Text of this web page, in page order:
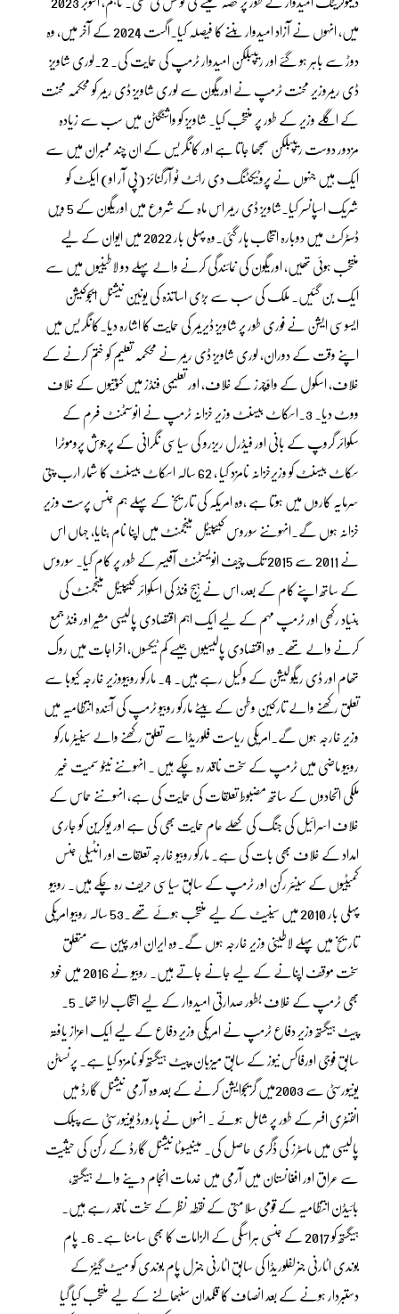
میں، انہوں نے آزاد امیدوار بننے کا فیصلہ کیا۔اگست 2024 کے آخر میں، وہ
دوڑ سے باہر ہو گئے اور ریپبلکن امیدوار ٹرمپ کی حمایت کی۔ 2۔لوری شاویز
ڈی ریمروزیر محنت ٹرمپ نے اوریگون سے لوری شاویز ڈی ریمر کو محکمہ محنت
کے اگلے وزیر کے طور پر منتخب کیا۔ شاویز کو واشنگٹن میں سب سے زیادہ
مزدور دوست ریپبلکن سمجھا جاتا ہے اور کانگریس کے ان چند ممبران میں سے
ایک ہیں جنہوں نے پروٹیکٹنگ دی رائٹ ٹو آرگنائز (پی آر او) ایکٹ کو
شریک اسپانسر کیا۔شاویز ڈی ریمر اس ماہ کے شروع میں اوریگون کے 5 ویں
ڈسٹرکٹ میں دوبارہ انتخاب ہار گئی۔وہ پہلی بار 2022 میں ایوان کے لیے
منتخب ہوئی تھیں، اوریگون کی نمائندگی کرنے والے پہلے دو لاطینیوں میں سے
ایک بن گئیں۔ ملک کی سب سے بڑی اساتذہ کی یونین نیشنل ایجوکیشن
ایسوسی ایشن نے فوری طور پر شاویز ڈیریمر کی حمایت کا اشارہ دیا۔کانگریس میں
اپنے وقت کے دوران، لوری شاویز ڈی ریمر نے محکمہ تعلیم کو ختم کرنے کے
خلاف، اسکول کے واؤچرز کے خلاف، اور تعلیمی فنڈز میں کٹوتیوں کے خلاف
ووٹ دیا۔ 3۔اسکاٹ بیسنٹ وزیر خزانہ ٹرمپ نے انوسٹمنٹ فرم کے
سکوائر گروپ کے بانی اور فیڈرل ریزرو کی سیاسی نگرانی کے پرجوش پروموٹرا
سکاٹ بیسنٹ کو وزیرخزانہ نامزد کیا ، 62 سالہ اسکاٹ بیسنٹ کا شمار ارب پتی
سرمایہ کاروں میں ہوتا ہے ،وہ امریکہ کی تاریخ کے پہلے ہم جنس پرست وزیرِ
خزانہ ہوں گے۔انہوںنے سوروس کیپیٹل مینجمنٹ میں اپنا نام بنایا، جہاں اس
نے 2011 سے 2015 تک چیف انویسٹمنٹ آفیسر کے طور پر کام کیا۔ سوروس
کے ساتھ اپنے کام کے بعد، اس نے ہیج فنڈ کی اسکوائر کیپیٹل مینجمنٹ کی
بنیاد رکھی اور ٹرمپ مہم کے لیے ایک اہم اقتصادی پالیسی مشیر اور فنڈ جمع
کرنے والے تھے۔ وہ اقتصادی پالیسیوں جیسے کم ٹیکسوں، اخراجات میں روک
تھام اور ڈی ریگولیشن کے وکیل رہے ہیں۔ 4۔ مارکو روبیووزیر خارجہ کیوبا سے
تعلق رکھنے والے تارکین وطن کے بیٹے مارکو روبیو ٹرمپ کی آئندہ انتظامیہ میں
وزیر خارجہ ہوں گے۔امریکی ریاست فلوریڈا سے تعلق رکھنے والے سینیٹر مارکو
روبیو ماضی میں ٹرمپ کے سخت ناقد رہ چکے ہیں ۔ انہوںنے نیٹو سمیت غیر
ملکی اتحادوں کے ساتھ مضبوط تعلقات کی حمایت کی ہے، انہوںنے حماس کے
خلاف اسرائیل کی جنگ کی کھلے عام حمایت بھی کی ہے اور یوکرین کو جاری
امداد کے خلاف بھی بات کی ہے۔ مارکو روبیو خارجہ تعلقات اور انٹیلی جنس
کمیٹیوں کے سینئر رکن اور ٹرمپ کے سابق سیاسی حریف رہ چکے ہیں۔ روبیو
پہلی بار 2010 میں سینیٹ کے لیے منتخب ہوئے تھے۔53 سالہ روبیو امریکی
تاریخ میں پہلے لاطینی وزیر خارجہ ہوں گے۔وہ ایران اور چین سے متعلق
سخت موقف اپنانے کے لیے جانے جاتے ہیں۔ روبیو نے 2016 میں خود
بھی ٹرمپ کے خلاف بطور صدارتی امیدوار کے لیے انتخاب لڑا تھا۔ 5۔
پیٹ ہیگستھ وزیر دفاع ٹرمپ نے امریکی وزیرِ دفاع کے لیے ایک اعزاز یافتہ
سابق فوجی اورفاکس نیوز کے سابق میزبان،پیٹ ہیگستھ کو نامزد کیا ہے۔ پرنسٹن
یونیورسٹی سے 2003میں گریجوایشن کرنے کے بعد وہ آرمی نیشنل گارڈ میں
انفنٹری افسر کے طور پر شامل ہوئے ۔ انہوں نے ہارورڈ یونیورسٹی سے پبلک
پالیسی میں ماسٹرز کی ڈگری حاصل کی۔ مینیسوٹا نیشنل گارڈ کے رکن کی حیثیت
سے عراق اور افغانستان میں آرمی میں خدمات انجام دینے والے ہیگستھ،
بائیڈن انتظامیہ کے قومی سلامتی کے نقطہ نظر کے سخت ناقد رہے ہیں۔
ہیگستھ کو 2017 کے جنسی ہراسگی کے الزامات کا بھی سامنا ہے۔ 6۔ پام
بوندی اٹارنی جنرلفلوریڈا کی سابق اٹارنی جنرل پام بوندی کو میٹ گیٹز کے
دستبردار ہونے کے بعد انصاف کا قلمدان سنبھالنے کے لیے منتخب کیا گیا